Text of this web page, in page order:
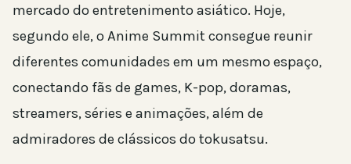
mercado do entretenimento asiático. Hoje,
segundo ele, o Anime Summit consegue reunir
diferentes comunidades em um mesmo espaço,
conectando fãs de games, K-pop, doramas,
streamers, séries e animações, além de
admiradores de clássicos do tokusatsu.